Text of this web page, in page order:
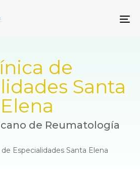
de
Santa
Elena
de Reumatología
de Especialidades Santa Elena